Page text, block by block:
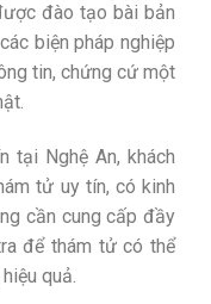
đào tạo bài bản
biện pháp nghiệp
tin, chứng cứ một
Nghệ An, khách
tử uy tín, có kinh
cần cung cấp đầy
để thám tử có thể
quả.